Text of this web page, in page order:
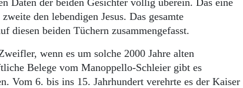
Daten der beiden Gesichter völlig überein. Das eine
den lebendigen Jesus. Das gesamte
diesen beiden Tüchern zusammengefasst.
wenn es um solche 2000 Jahre alten
Belege vom Manoppello-Schleier gibt es
Vom 6. bis ins 15. Jahrhundert verehrte es der Kaiser